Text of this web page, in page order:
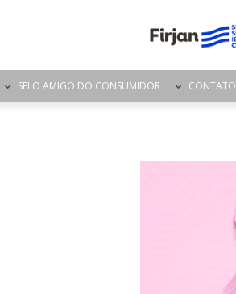
SELO AMIGO DO CONSUMIDOR CONTATO